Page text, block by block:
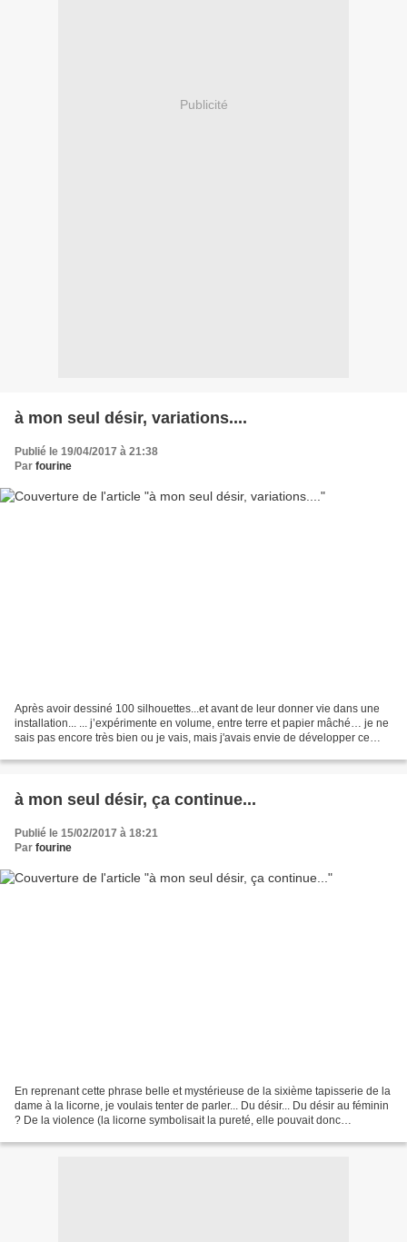
Publicité
à mon seul désir, variations....
Publié le 19/04/2017 à 21:38
Par fourine
Après avoir dessiné 100 silhouettes...et avant de leur donner vie dans une
installation... ... j’expérimente en volume, entre terre et papier mâché… je ne
sais pas encore très bien ou je vais, mais j'avais envie de développer ce
à mon seul désir, ça continue...
Publié le 15/02/2017 à 18:21
Par fourine
En reprenant cette phrase belle et mystérieuse de la sixième tapisserie de la
dame à la licorne, je voulais tenter de parler... Du désir... Du désir au féminin
? De la violence (la licorne symbolisait la pureté, elle pouvait donc